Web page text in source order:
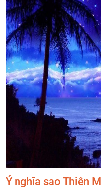
Ý nghĩa sao Thiên